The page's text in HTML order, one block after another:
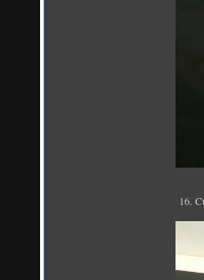
16.